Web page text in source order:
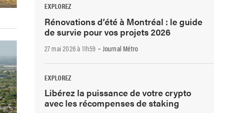
EXPLOREZ
Rénovations d’été à Montréal : le guide
de survie pour vos projets 2026
27 mai 2026 à 11h59 - Journal Métro
EXPLOREZ
Libérez la puissance de votre crypto
avec les récompenses de staking